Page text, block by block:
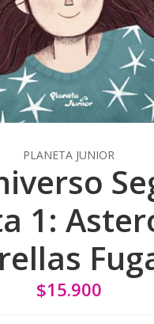
PLANETA JUNIOR
1:
$15.900